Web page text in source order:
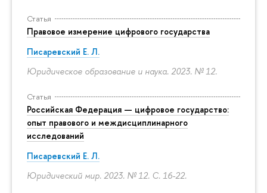
Статья
Правовое измерение цифрового государства
Писаревский Е. Л.
Юридическое образование и наука. 2023. № 12.
Статья
Российская Федерация — цифровое государство:
опыт правового и междисциплинарного
исследований
Писаревский Е. Л.
Юридический мир. 2023. № 12. С. 16-22.